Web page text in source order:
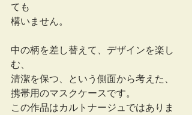
ても
構いません。
中の柄を差し替えて、デザインを楽し
む、
清潔を保つ、という側面から考えた、
携帯用のマスクケースです。
この作品はカルトナージュではありま